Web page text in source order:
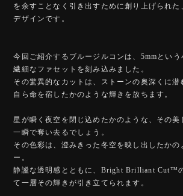
を余すことなく引き出すために創り上げられた
デザインです。
今回ご紹介するブルージルコンは、5mmとい
繊細なファセットを刻み込みました。
その驚異的なカットは、ストーンの奥深くに潜
自ら命を宿したかのような輝きを放ちます。
星が瞬く夜空を閉じ込めたかのような、その美
一瞬で奪い去るでしょう。
その色彩は、澄みきった冬空を映し出したかの
ー。
静謐な透明感とともに、Bright Brilliant Cut™️
て一層その輝きが引き立てられます。